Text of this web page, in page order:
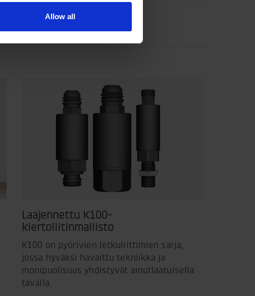
Allow all
Laajennettu K100-
kiertoliitinmallisto
K100 on pyörivien letkuliittimien sarja,
jossa hyväksi havaittu tekniikka ja
monipuolisuus yhdistyvät ainutlaatuisella
tavalla.